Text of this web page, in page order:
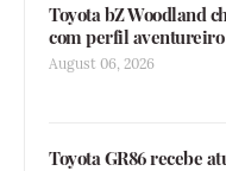
Toyota bZ Woodland
com perfil aventureiro
August 06, 2026
Toyota GR86 recebe